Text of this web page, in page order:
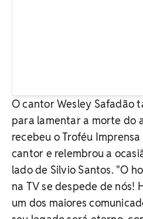
O cantor Wesley Safadão
para lamentar a morte do
recebeu o Troféu
cantor e relembrou a
lado de Silvio Santos. "O
na TV se despede de nós!
um dos maiores